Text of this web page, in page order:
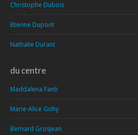
Christophe Dubois
Etienne Dupont
Nathalie Durant
du centre
Maddalena Fanti
Marie-Alice Gohy
Bernard Grosjean